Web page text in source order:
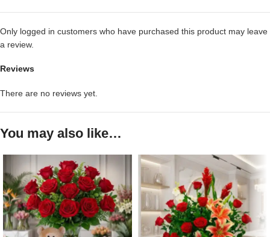
Reviews
There are no reviews yet.
Only logged in customers who have purchased this product may leave
a review.
You may also like…